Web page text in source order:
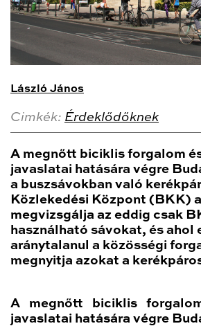
László János
Cimkék: Érdeklődőknek
A megnőtt biciklis forgalom
javaslatai hatására végre
a buszsávokban való
Közlekedési Központ (BKK)
megvizsgálja az eddig csak
használható sávokat, és ahol
aránytalanul a közösségi
megnyitja azokat a
A megnőtt biciklis
javaslatai hatására végre